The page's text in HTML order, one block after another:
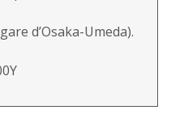
d’Osaka-Umeda).